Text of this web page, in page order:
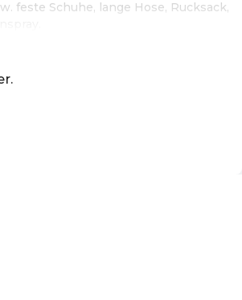
feste Schuhe, lange Hose, Rucksack,